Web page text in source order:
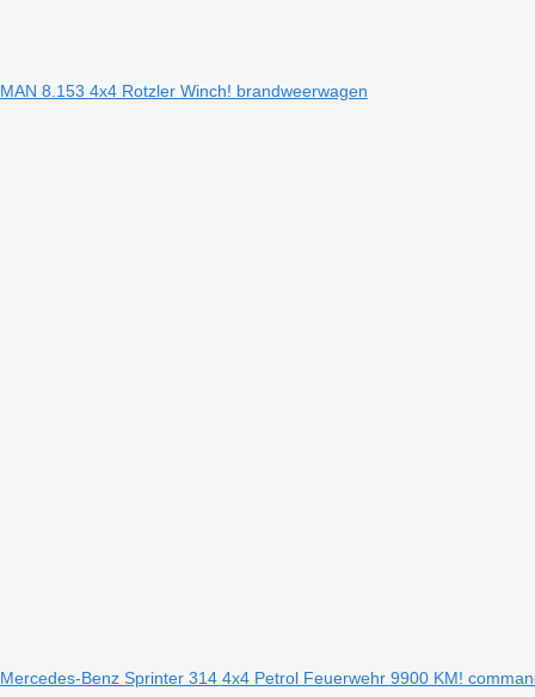
MAN 8.153 4x4 Rotzler Winch! brandweerwagen
Mercedes-Benz Sprinter 314 4x4 Petrol Feuerwehr 9900 KM!